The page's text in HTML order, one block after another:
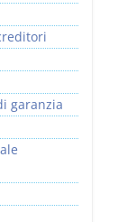
garanzia